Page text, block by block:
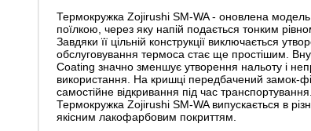
Термокружка Zojirushi SM-WA - оновлена
поїлкою, через яку напій подається тонким
Завдяки її цільній конструкції виключається
обслуговування термоса стає ще простішим.
Coating значно зменшує утворення нальоту і
використання. На кришці передбачений замок-
самостійне відкривання під час транспортування.
Термокружка Zojirushi SM-WA випускається в
якісним лакофарбовим покриттям.